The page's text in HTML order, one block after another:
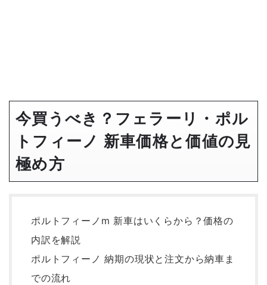
今買うべき？フェラーリ・ポル
トフィーノ 新車価格と価値の見
極め方
ポルトフィーノm 新車はいくらから？価格の
内訳を解説
ポルトフィーノ 納期の現状と注文から納車ま
での流れ